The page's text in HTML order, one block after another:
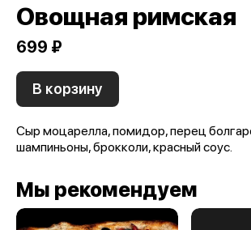
Овощная римская
699 ₽
В корзину
Сыр моцарелла, помидор, перец
шампиньоны, брокколи, красный соус.
Мы рекомендуем